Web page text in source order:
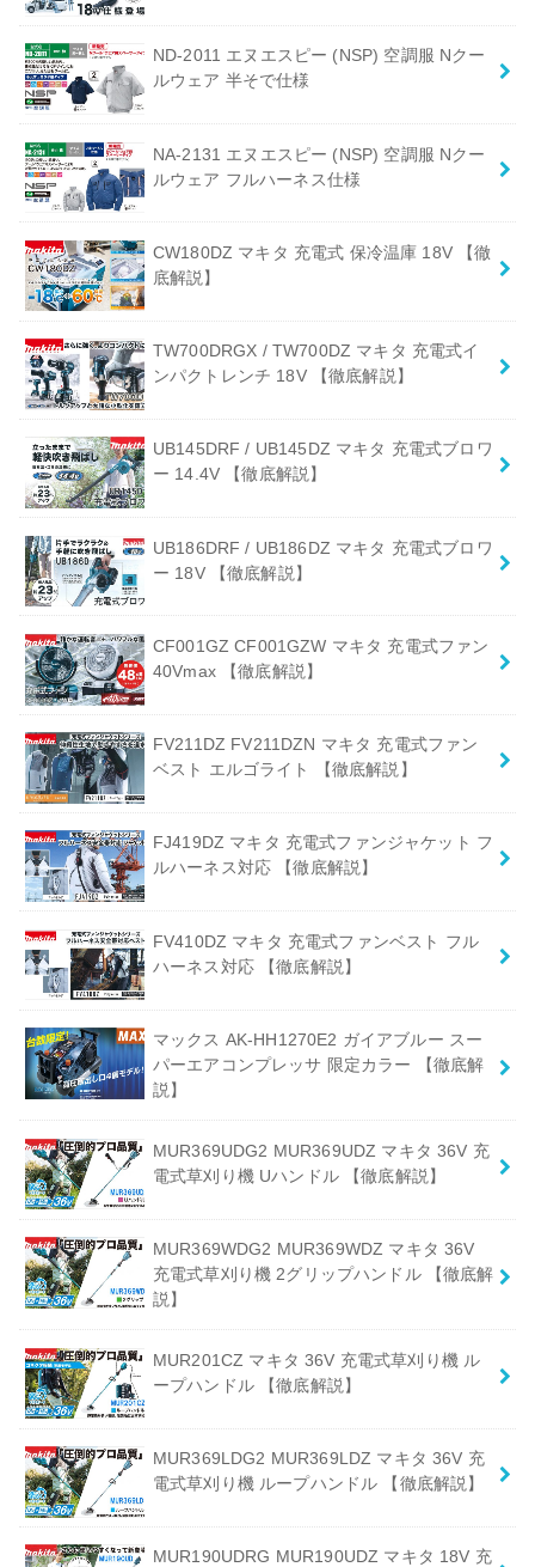
ND-2011 エヌエスピー (NSP) 空調服 Nクー
ルウェア 半そで仕様
NA-2131 エヌエスピー (NSP) 空調服 Nクー
ルウェア フルハーネス仕様
CW180DZ マキタ 充電式 保冷温庫 18V 【徹
底解説】
TW700DRGX / TW700DZ マキタ 充電式イ
ンパクトレンチ 18V 【徹底解説】
UB145DRF / UB145DZ マキタ 充電式ブロワ
ー 14.4V 【徹底解説】
UB186DRF / UB186DZ マキタ 充電式ブロワ
ー 18V 【徹底解説】
CF001GZ CF001GZW マキタ 充電式ファン
40Vmax 【徹底解説】
FV211DZ FV211DZN マキタ 充電式ファン
ベスト エルゴライト 【徹底解説】
FJ419DZ マキタ 充電式ファンジャケット フ
ルハーネス対応 【徹底解説】
FV410DZ マキタ 充電式ファンベスト フル
ハーネス対応 【徹底解説】
マックス AK-HH1270E2 ガイアブルー スー
パーエアコンプレッサ 限定カラー 【徹底解
説】
MUR369UDG2 MUR369UDZ マキタ 36V 充
電式草刈り機 Uハンドル 【徹底解説】
MUR369WDG2 MUR369WDZ マキタ 36V
充電式草刈り機 2グリップハンドル 【徹底解
説】
MUR201CZ マキタ 36V 充電式草刈り機 ル
ープハンドル 【徹底解説】
MUR369LDG2 MUR369LDZ マキタ 36V 充
電式草刈り機 ループハンドル 【徹底解説】
MUR190UDRG MUR190UDZ マキタ 18V 充